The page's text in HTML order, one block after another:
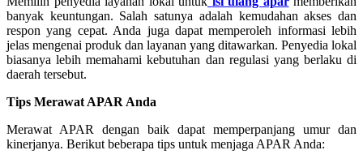
banyak keuntungan. Salah satunya adalah kemudahan akses dan
respon yang cepat. Anda juga dapat memperoleh informasi lebih
jelas mengenai produk dan layanan yang ditawarkan. Penyedia lokal
biasanya lebih memahami kebutuhan dan regulasi yang berlaku di
daerah tersebut.
Tips Merawat APAR Anda
Merawat APAR dengan baik dapat memperpanjang umur dan
kinerjanya. Berikut beberapa tips untuk menjaga APAR Anda: